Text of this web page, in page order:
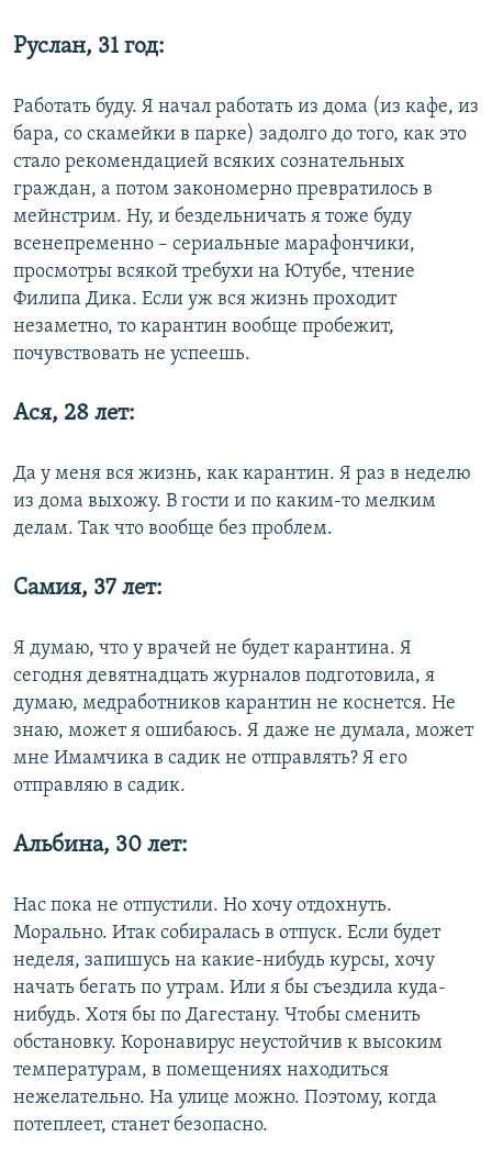
Руслан, 31 год:
Работать буду. Я начал работать из дома (из кафе, из
бара, со скамейки в парке) задолго до того, как это
стало рекомендацией всяких сознательных
граждан, а потом закономерно превратилось в
мейнстрим. Ну, и бездельничать я тоже буду
всенепременно – сериальные марафончики,
просмотры всякой требухи на Ютубе, чтение
Филипа Дика. Если уж вся жизнь проходит
незаметно, то карантин вообще пробежит,
почувствовать не успеешь.
Ася, 28 лет:
Да у меня вся жизнь, как карантин. Я раз в неделю
из дома выхожу. В гости и по каким-то мелким
делам. Так что вообще без проблем.
Самия, 37 лет:
Я думаю, что у врачей не будет карантина. Я
сегодня девятнадцать журналов подготовила, я
думаю, медработников карантин не коснется. Не
знаю, может я ошибаюсь. Я даже не думала, может
мне Имамчика в садик не отправлять? Я его
отправляю в садик.
Альбина, 30 лет:
Нас пока не отпустили. Но хочу отдохнуть.
Морально. Итак собиралась в отпуск. Если будет
неделя, запишусь на какие-нибудь курсы, хочу
начать бегать по утрам. Или я бы съездила куда-
нибудь. Хотя бы по Дагестану. Чтобы сменить
обстановку. Коронавирус неустойчив к высоким
температурам, в помещениях находиться
нежелательно. На улице можно. Поэтому, когда
потеплеет, станет безопасно.